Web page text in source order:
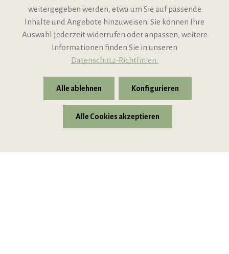
Informationen
Support
* Alle Preise inkl. gesetzl. Mehrwertsteuer zzgl.Versandkosten
weitergegeben werden, etwa um Sie auf passende
Inhalte und Angebote hinzuweisen. Sie können Ihre
Auswahl jederzeit widerrufen oder anpassen, weitere
Informationen finden Sie in unseren
Datenschutz-Richtlinien.
Alle ablehnen Konfigurieren
Alle Cookies akzeptieren